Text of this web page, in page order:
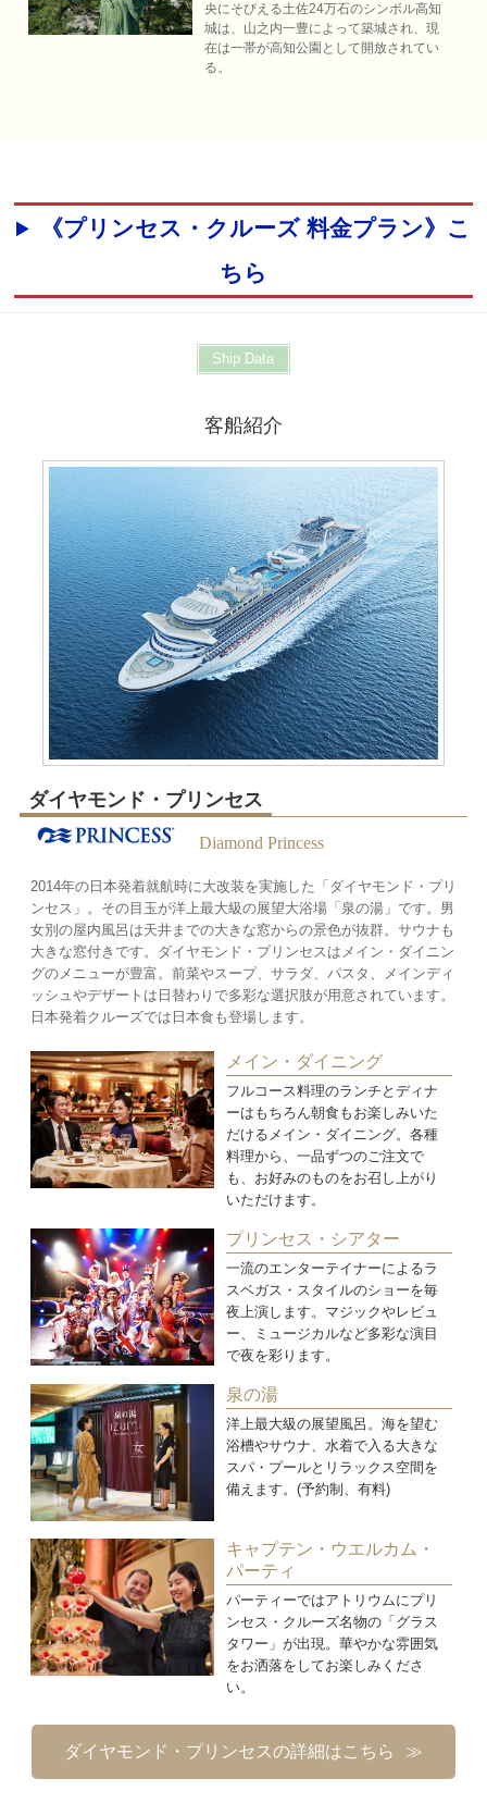
央にそびえる土佐24万石のシンボル高知
城は、山之内一豊によって築城され、現
在は一帯が高知公園として開放されてい
る。
《プリンセス・クルーズ 料金プラン》こ
ちら
Ship Data
客船紹介
ダイヤモンド・プリンセス
Diamond Princess
2014年の日本発着就航時に大改装を実施した「ダイヤモンド・プリ
ンセス」。その目玉が洋上最大級の展望大浴場「泉の湯」です。男
女別の屋内風呂は天井までの大きな窓からの景色が抜群。サウナも
大きな窓付きです。ダイヤモンド・プリンセスはメイン・ダイニン
グのメニューが豊富。前菜やスープ、サラダ、パスタ、メインディ
ッシュやデザートは日替わりで多彩な選択肢が用意されています。
日本発着クルーズでは日本食も登場します。
メイン・ダイニング
フルコース料理のランチとディナ
ーはもちろん朝食もお楽しみいた
だけるメイン・ダイニング。各種
料理から、一品ずつのご注文で
も、お好みのものをお召し上がり
いただけます。
プリンセス・シアター
一流のエンターテイナーによるラ
スベガス・スタイルのショーを毎
夜上演します。マジックやレビュ
ー、ミュージカルなど多彩な演目
で夜を彩ります。
泉の湯
洋上最大級の展望風呂。海を望む
浴槽やサウナ、水着で入る大きな
スパ・プールとリラックス空間を
備えます。(予約制、有料)
キャプテン・ウエルカム・
パーティ
パーティーではアトリウムにプリ
ンセス・クルーズ名物の「グラス
タワー」が出現。華やかな雰囲気
をお洒落をしてお楽しみくださ
い。
ダイヤモンド・プリンセスの詳細はこちら